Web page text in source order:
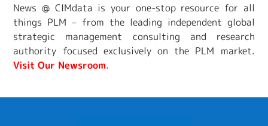
News @ CIMdata is your one-stop resource for all
things PLM – from the leading independent global
strategic management consulting and research
authority focused exclusively on the PLM market.
Visit Our Newsroom.